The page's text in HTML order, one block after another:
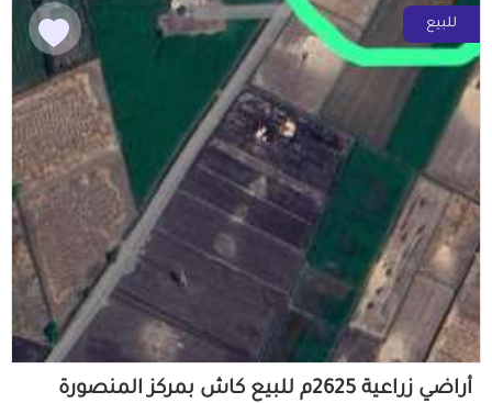
للبيع
أراضي زراعية 2625م للبيع كاش بمركز المنصورة